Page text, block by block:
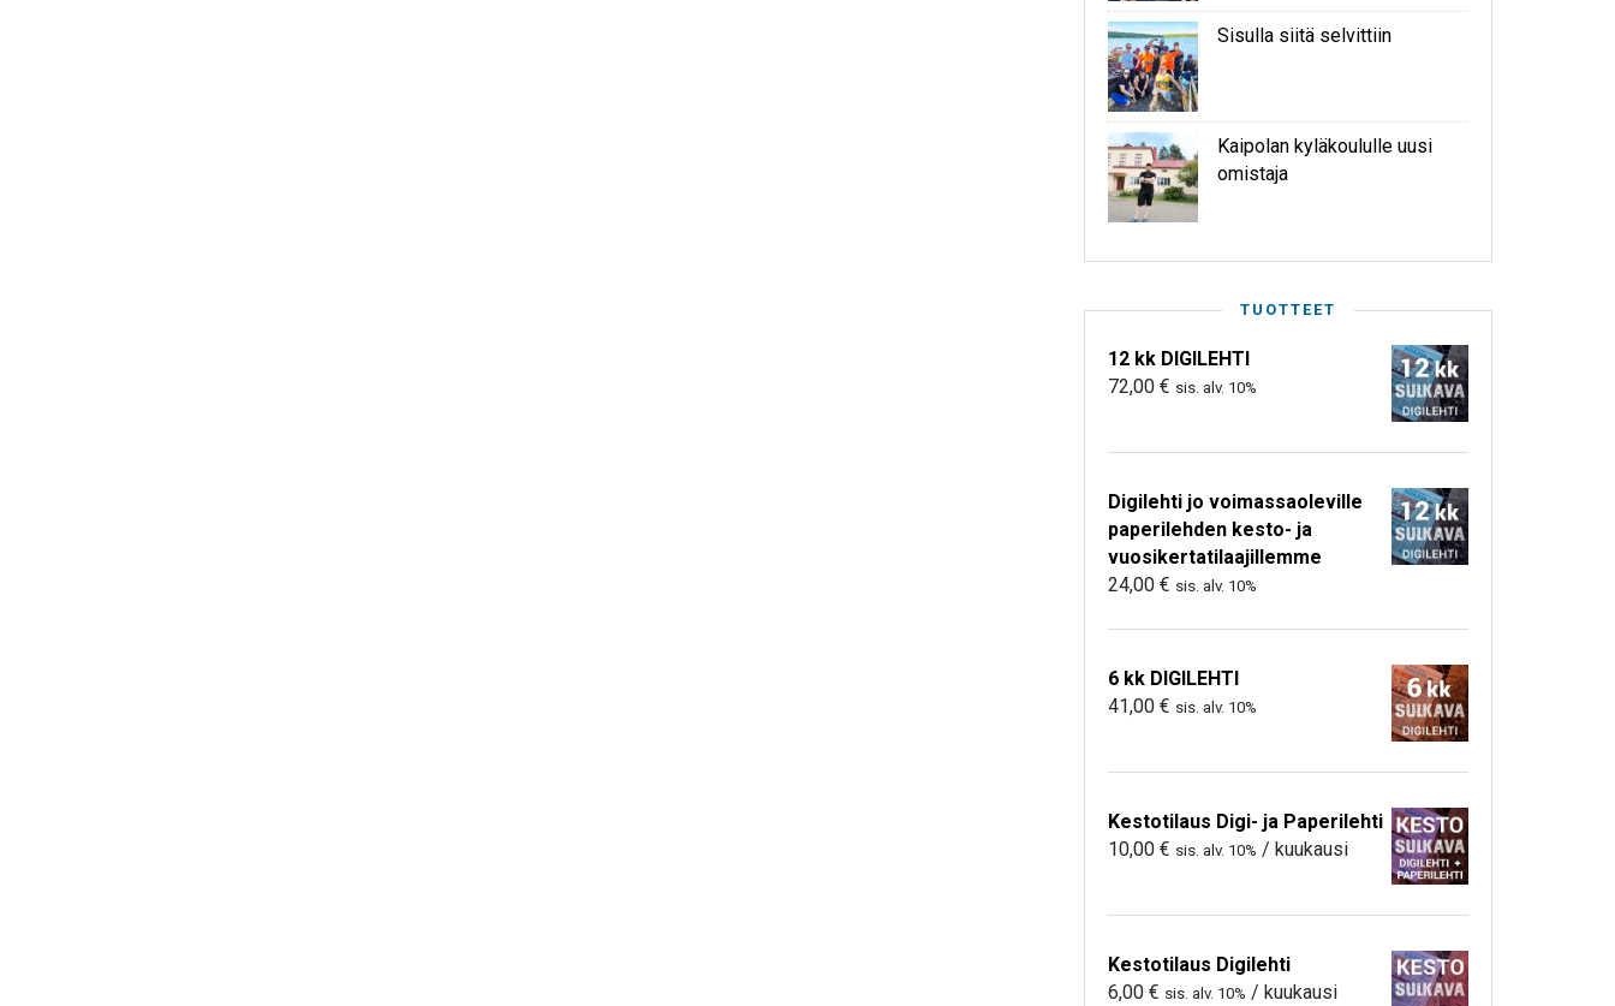
Sisulla siitä selvittiin
Kaipolan kyläkoululle uusi
omistaja
TUOTTEET
12 kk DIGILEHTI
72,00 € sis. alv. 10%
Digilehti jo voimassaoleville
paperilehden kesto- ja
vuosikertatilaajillemme
24,00 € sis. alv. 10%
6 kk DIGILEHTI
41,00 € sis. alv. 10%
Kestotilaus Digi- ja Paperilehti
10,00 € sis. alv. 10% / kuukausi
Kestotilaus Digilehti
6,00 € sis. alv. 10% / kuukausi